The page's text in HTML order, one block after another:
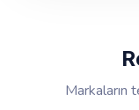
Markaların